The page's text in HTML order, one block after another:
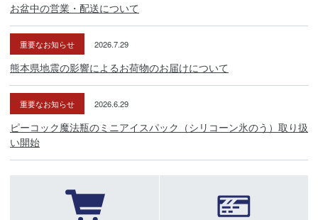
お盆中の営業・配送について
重要なお知らせ 2026.7.29
熊本県地震の影響によるお荷物のお届けについて
重要なお知らせ 2026.6.29
ピーコック魔法瓶のミニアイスパック（シリコーン氷のう）取り扱
い開始